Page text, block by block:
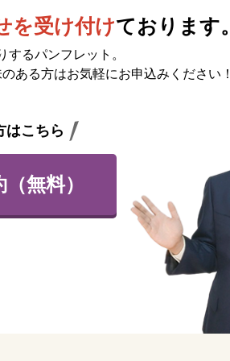
を受け付けております。
するパンフレット。
ある方はお気軽にお申込みください！
はこちら
無料）